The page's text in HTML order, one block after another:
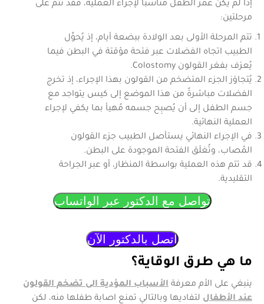
إذا لم يكن عمر الطفل مناسبًا لإجراء العملية، فقد تتم على
مرحلتين:
تتم المرحلة الأولى بعد الولادة ببضعة أيام، إذ يُحوِّل
الطبيب اتجاه الفضلات عبر فتحة مؤقتة في البطن فيما
يُعرَف بفغر القولون Colostomy.
يُتجاوَز الجزء المتضخم من القولون بهذا الإجراء، إذ تخرج
الفضلات مباشرةً من هذا الموضع إلى كيس يتواجد مع
جسم الطفل إلى أن يُصبِح جسمه مُهيأ بما يكفي لإجراء
العملية النهائية.
في الإجراء النهائي يستأصل الطبيب جزء القولون
المُصاب، وتُغلَق الفتحة الموجودة على البطن.
قد تتم هذه العملية بواسطة المنظار، أو عبر الجراحة
التقليدية.
تواصل مع الدكتور عبر الواتساب
اتصل بالدكتور الآن
ما هي طرق الوقاية؟
ينبغي على الأم معرفة الأسباب المؤدية الى تضخم القولون
عند الأطفال لتفاديها وبالتالي تمنع اصابة طفلها منه، لكن